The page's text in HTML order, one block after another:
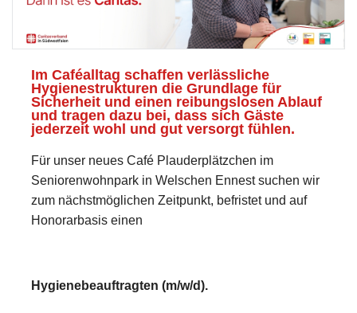
Im Caféalltag schaffen verlässliche
Hygienestrukturen die Grundlage für
Sicherheit und einen reibungslosen Ablauf
und tragen dazu bei, dass sich Gäste
jederzeit wohl und gut versorgt fühlen.
Für unser neues Café Plauderplätzchen im
Seniorenwohnpark in Welschen Ennest suchen wir
zum nächstmöglichen Zeitpunkt, befristet und auf
Honorarbasis einen
Hygienebeauftragten (m/w/d).